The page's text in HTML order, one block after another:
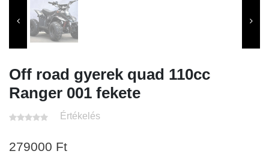
Off road gyerek quad 110cc
Ranger 001 fekete
Értékelés
279000 Ft